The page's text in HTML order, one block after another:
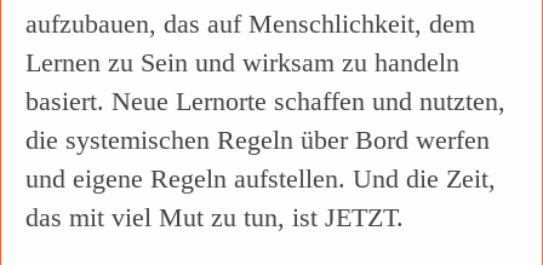
aufzubauen, das auf Menschlichkeit, dem
Lernen zu Sein und wirksam zu handeln
basiert. Neue Lernorte schaffen und nutzten,
die systemischen Regeln über Bord werfen
und eigene Regeln aufstellen. Und die Zeit,
das mit viel Mut zu tun, ist JETZT.